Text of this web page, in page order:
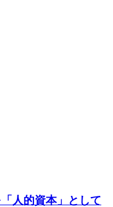
人的資本」として